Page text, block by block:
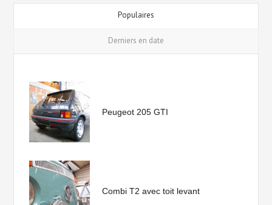
Populaires
Derniers en date
Peugeot 205 GTI
Combi T2 avec toit levant